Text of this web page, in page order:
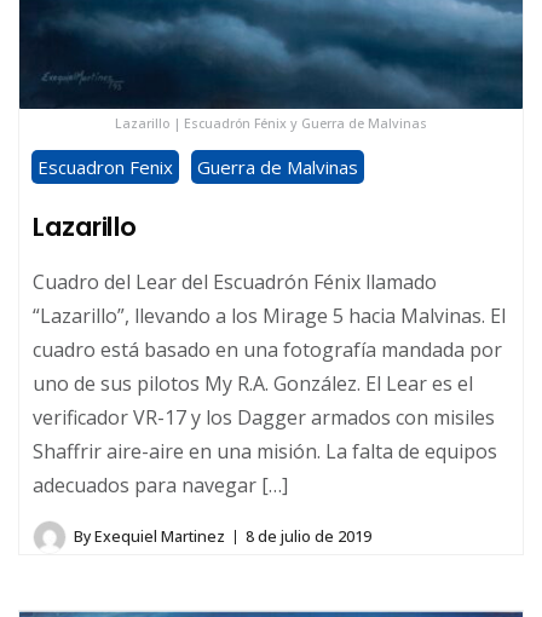
Lazarillo | Escuadrón Fénix y Guerra de Malvinas
Escuadron Fenix Guerra de Malvinas
Lazarillo
Cuadro del Lear del Escuadrón Fénix llamado
“Lazarillo”, llevando a los Mirage 5 hacia Malvinas. El
cuadro está basado en una fotografía mandada por
uno de sus pilotos My R.A. González. El Lear es el
verificador VR-17 y los Dagger armados con misiles
Shaffrir aire-aire en una misión. La falta de equipos
adecuados para navegar […]
ByExequiel Martinez 8 de julio de 2019